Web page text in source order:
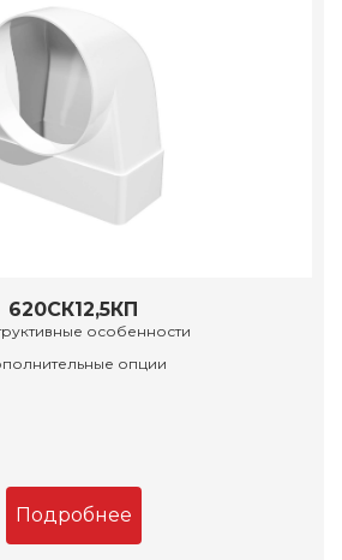
620СК12,5КП
особенности
опции
Подробнее